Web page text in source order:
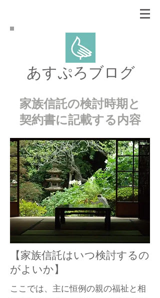
あすぷろブログ
​家族信託の検討時期と
契約書に記載する内容
【家族信託はいつ検討するの
がよいか】
ここでは、主に恒例の親の福祉と相